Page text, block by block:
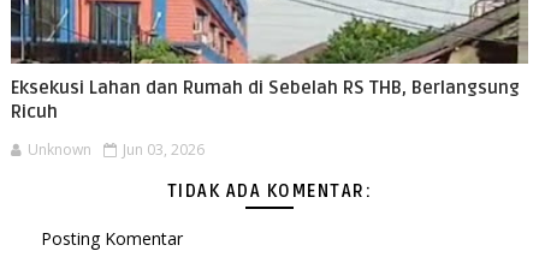
Eksekusi Lahan dan Rumah di Sebelah RS THB, Berlangsung
Ricuh
Unknown Jun 03, 2026
TIDAK ADA KOMENTAR:
Posting Komentar